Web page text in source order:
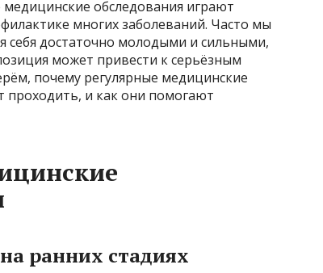
обследования играют
многих заболеваний. Часто мы
себя достаточно молодыми и сильными,
может привести к серьёзным
почему регулярные медицинские
проходить, и как они помогают
ранних стадиях